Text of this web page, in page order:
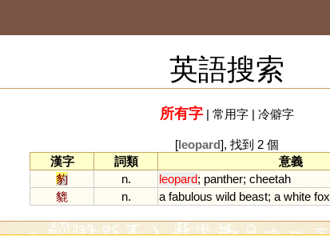
英語搜索
所有字| 常用字| 冷僻字
[leopard], 找到 2 個
漢字
詞類
意義
豹
n. leopard; panther; cheetah
貔
n. a fabulous wild beast; a white fox